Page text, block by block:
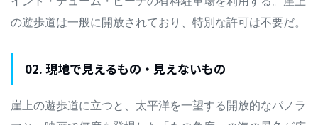
の遊歩道は一般に開放されており、特別な許可は不要だ。
02. 現地で見えるもの・見えないもの
崖上の遊歩道に立つと、太平洋を一望する開放的なパノラ